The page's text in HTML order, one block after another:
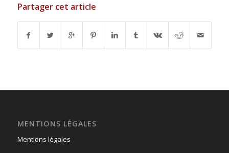
Partager cet article
MENTIONS LÉGALES
Mentions légales